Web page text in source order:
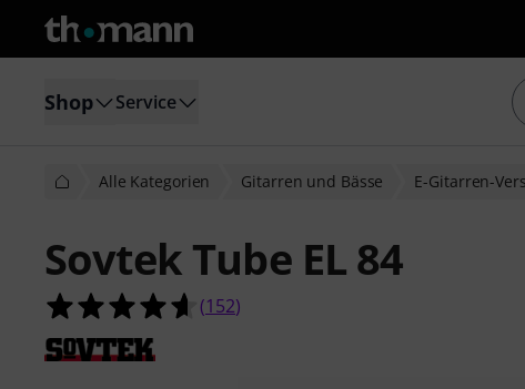
Shop Service
Alle Kategorien Gitarren und Bässe E-Gitarren-
Sovtek Tube EL 84
4.6 von 5 Sternen aus 152
(152)